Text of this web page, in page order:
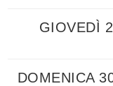
GIOVEDÌ
DOMENICA